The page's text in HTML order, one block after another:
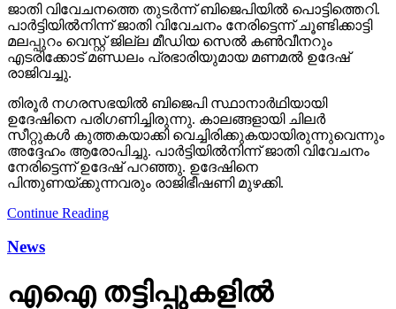
ജാതി വിവേചനത്തെ തുടര്‍ന്ന് ബിജെപിയില്‍ പൊട്ടിത്തെറി.
പാര്‍ട്ടിയില്‍നിന്ന് ജാതി വിവേചനം നേരിട്ടെന്ന് ചൂണ്ടിക്കാട്ടി
മലപ്പുറം വെസ്റ്റ് ജില്ല മീഡിയ സെല്‍ കണ്‍വീനറും
എടരിക്കോട് മണ്ഡലം പ്രഭാരിയുമായ മണമല്‍ ഉദേഷ്
രാജിവച്ചു.
തിരൂര്‍ നഗരസഭയില്‍ ബിജെപി സ്ഥാനാര്‍ഥിയായി
ഉദേഷിനെ പരിഗണിച്ചിരുന്നു. കാലങ്ങളായി ചിലര്‍
സീറ്റുകള്‍ കുത്തകയാക്കി വെച്ചിരിക്കുകയായിരുന്നുവെന്നും
അദ്ദേഹം ആരോപിച്ചു. പാര്‍ട്ടിയില്‍നിന്ന് ജാതി വിവേചനം
നേരിട്ടെന്ന് ഉദേഷ് പറഞ്ഞു. ഉദേഷിനെ
പിന്തുണയ്ക്കുന്നവരും രാജിഭീഷണി മുഴക്കി.
Continue Reading
News
എഐ തട്ടിപ്പുകളില്‍